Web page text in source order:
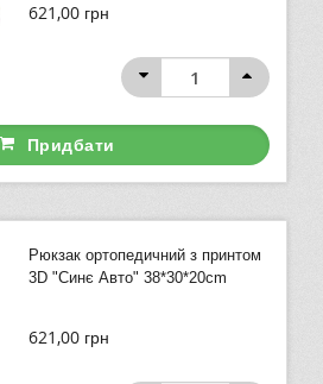
621,00 грн
Придбати
Рюкзак ортопедичний з принтом
3D "Синє Авто" 38*30*20cm
621,00 грн